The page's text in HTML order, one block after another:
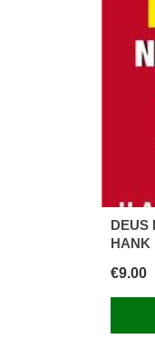
DEUS
HANK
€9.00